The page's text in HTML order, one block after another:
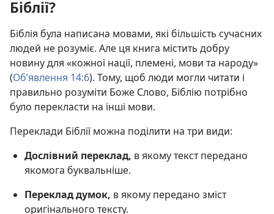
Біблії?
Біблія була написана мовами, які більшість сучасних
людей не розуміє. Але ця книга містить добру
новину для «кожної нації, племені, мови та народу»
(Об’явлення 14:6). Тому, щоб люди могли читати і
правильно розуміти Боже Слово, Біблію потрібно
було перекласти на інші мови.
Переклади Біблії можна поділити на три види:
Дослівний переклад, в якому текст передано
якомога буквальніше.
Переклад думок, в якому передано зміст
оригінального тексту.